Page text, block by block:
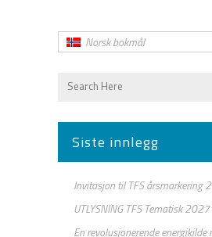
Norsk bokmål
Siste innlegg
Invitasjon til TFS årsmarkering
UTLYSNING TFS Tematisk 2027
En revolusjonerende